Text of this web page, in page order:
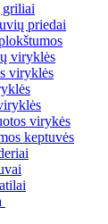
priedai
viryklės
viryklės
virykės
keptuvės